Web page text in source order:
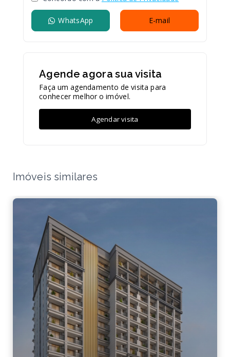
WhatsApp E-mail
Agende agora sua visita
Faça um agendamento de visita para
conhecer melhor o imóvel.
Agendar visita
Imóveis similares